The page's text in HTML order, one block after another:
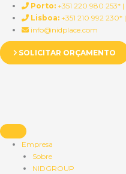
Skip
content
Porto: +351 220 980 253* |
Lisboa: +351 210 992 230* |
info@nidplace.com
SOLICITAR ORÇAMENTO
Empresa
Sobre
NIDGROUP